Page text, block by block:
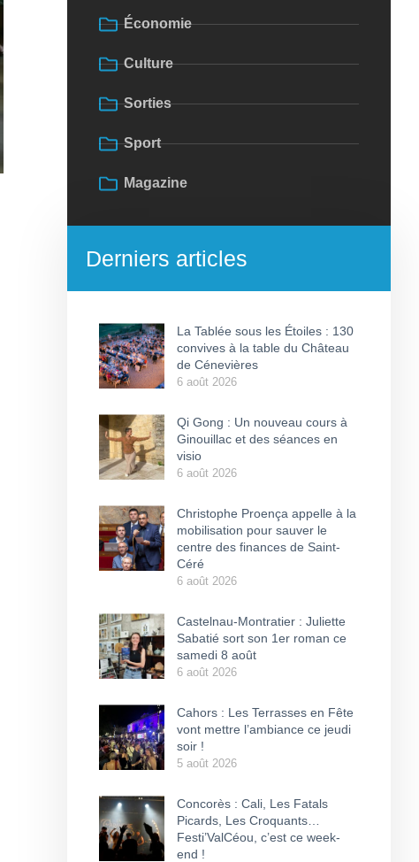
Économie
Culture
Sorties
Sport
Magazine
Derniers articles
La Tablée sous les Étoiles : 130
convives à la table du Château
de Cénevières
6 août 2026
Qi Gong : Un nouveau cours à
Ginouillac et des séances en
visio
6 août 2026
Christophe Proença appelle à la
mobilisation pour sauver le
centre des finances de Saint-
Céré
6 août 2026
Castelnau-Montratier : Juliette
Sabatié sort son 1er roman ce
samedi 8 août
6 août 2026
Cahors : Les Terrasses en Fête
vont mettre l’ambiance ce jeudi
soir !
5 août 2026
Concorès : Cali, Les Fatals
Picards, Les Croquants…
Festi’ValCéou, c’est ce week-
end !